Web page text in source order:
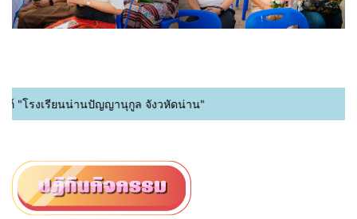
รงเรียนน่านปัญญานุกูล จังวหัดน่าน"